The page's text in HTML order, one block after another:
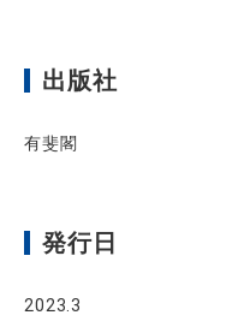
出版社
有斐閣
発行日
2023.3